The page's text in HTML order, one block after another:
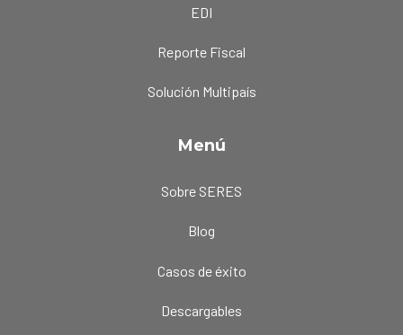
EDI
Reporte Fiscal
Solución Multipaís
Menú
Sobre SERES
Blog
Casos de éxito
Descargables